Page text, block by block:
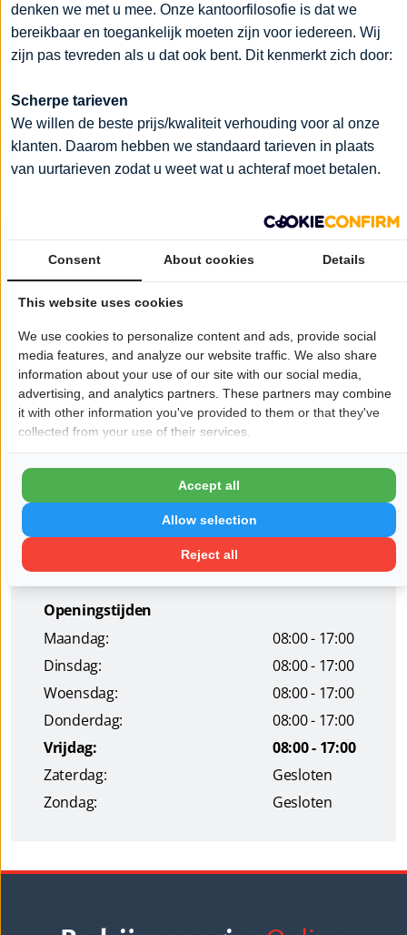
denken we met u mee. Onze kantoorfilosofie is dat we
bereikbaar en toegankelijk moeten zijn voor iedereen. Wij
zijn pas tevreden als u dat ook bent. Dit kenmerkt zich door:
Scherpe tarieven
We willen de beste prijs/kwaliteit verhouding voor al onze
klanten. Daarom hebben we standaard tarieven in plaats
van uurtarieven zodat u weet wat u achteraf moet betalen.
Wij zijn actief op alle notariële rechtsgebieden. U kunt bij
ons terecht voor notariële zaken op het gebied van
vastgoed, ondernemingsrecht en familierecht.
Onze openingstijden
Wij zijn geopend van 08:00 tot 17:00 uur. Op maandag,
woensdag en donderdag zijn wij op afspraak in de
avond geopend van 17:00 tot 19:30 uur.
Wil je dat jouw bedrijf hier ook staat?
Pagina delen op:
Openingstijden
Maandag:
08:00 - 17:00
Dinsdag:
08:00 - 17:00
Woensdag:
08:00 - 17:00
Donderdag:
08:00 - 17:00
Vrijdag:
08:00 - 17:00
Zaterdag:
Gesloten
Zondag:
Gesloten
Consent About cookies Details
This website uses cookies
We use cookies to personalize content and ads, provide social
media features, and analyze our website traffic. We also share
information about your use of our site with our social media,
advertising, and analytics partners. These partners may combine
it with other information you've provided to them or that they've
collected from your use of their services.
Reject all
Allow selection
Accept all